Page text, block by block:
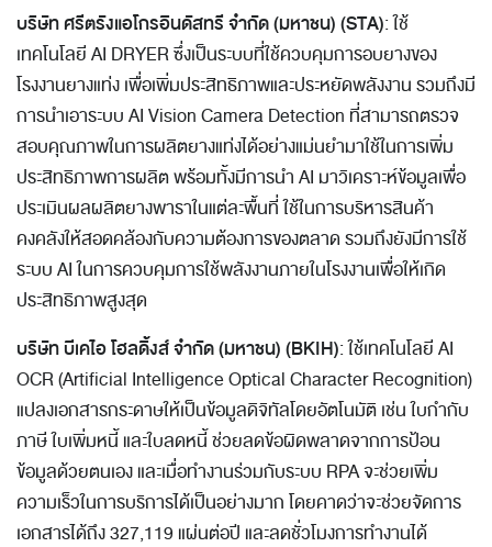
บริษัท ศรีตรังแอโกรอินดัสทรี จำกัด (มหาชน) (STA): ใช้
เทคโนโลยี AI DRYER ซึ่งเป็นระบบที่ใช้ควบคุมการอบยางของ
โรงงานยางแท่ง เพื่อเพิ่มประสิทธิภาพและประหยัดพลังงาน รวมถึงมี
การนำเอาระบบ AI Vision Camera Detection ที่สามารถตรวจ
สอบคุณภาพในการผลิตยางแท่งได้อย่างแม่นยำมาใช้ในการเพิ่ม
ประสิทธิภาพการผลิต พร้อมทั้งมีการนำ AI มาวิเคราะห์ข้อมูลเพื่อ
ประเมินผลผลิตยางพาราในแต่ละพื้นที่ ใช้ในการบริหารสินค้า
คงคลังให้สอดคล้องกับความต้องการของตลาด รวมถึงยังมีการใช้
ระบบ AI ในการควบคุมการใช้พลังงานภายในโรงงานเพื่อให้เกิด
ประสิทธิภาพสูงสุด
บริษัท บีเคไอ โฮลดิ้งส์ จำกัด (มหาชน) (BKIH): ใช้เทคโนโลยี AI
OCR (Artificial Intelligence Optical Character Recognition)
แปลงเอกสารกระดาษให้เป็นข้อมูลดิจิทัลโดยอัตโนมัติ เช่น ใบกำกับ
ภาษี ใบเพิ่มหนี้ และใบลดหนี้ ช่วยลดข้อผิดพลาดจากการป้อน
ข้อมูลด้วยตนเอง และเมื่อทำงานร่วมกับระบบ RPA จะช่วยเพิ่ม
ความเร็วในการบริการได้เป็นอย่างมาก โดยคาดว่าจะช่วยจัดการ
เอกสารได้ถึง 327,119 แผ่นต่อปี และลดชั่วโมงการทำงานได้